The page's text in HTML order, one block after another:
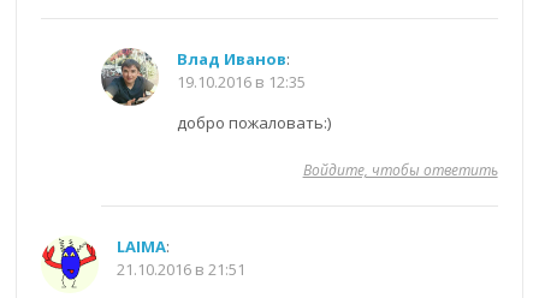
Влад Иванов:
19.10.2016 в 12:35
добро пожаловать:)
Войдите, чтобы ответить
LAIMA:
21.10.2016 в 21:51